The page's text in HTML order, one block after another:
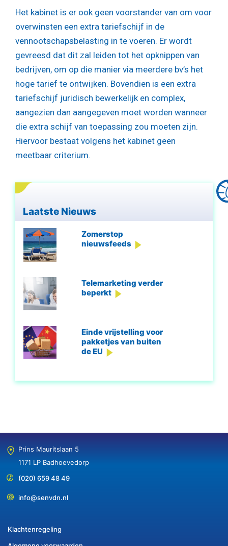
Het kabinet is er ook geen voorstander van om voor
overwinsten een extra tariefschijf in de
vennootschapsbelasting in te voeren. Er wordt
gevreesd dat dit zal leiden tot het opknippen van
bedrijven, om op die manier via meerdere bv’s het
hoge tarief te ontwijken. Bovendien is een extra
tariefschijf juridisch bewerkelijk en complex,
aangezien dan aangegeven moet worden wanneer
die extra schijf van toepassing zou moeten zijn.
Hiervoor bestaat volgens het kabinet geen
meetbaar criterium.
Laatste Nieuws
Zomerstop
nieuwsfeeds
Telemarketing verder
beperkt
Einde vrijstelling voor
pakketjes van buiten
de EU
Prins Mauritslaan 5
1171 LP Badhoevedorp
(020) 659 48 49
info@senvdn.nl
Klachtenregeling